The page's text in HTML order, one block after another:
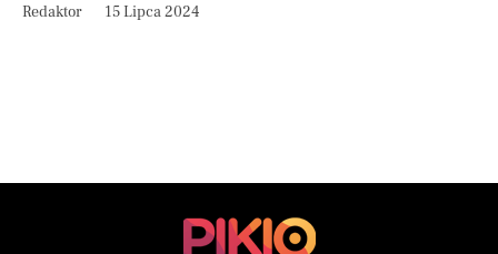
Redaktor 15 Lipca 2024